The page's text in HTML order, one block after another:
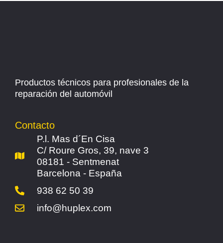
Productos técnicos para profesionales de la
reparación del automóvil
Contacto
P.l. Mas d´En Cisa
C/ Roure Gros, 39, nave 3
08181 - Sentmenat
Barcelona - España
938 62 50 39
info@huplex.com